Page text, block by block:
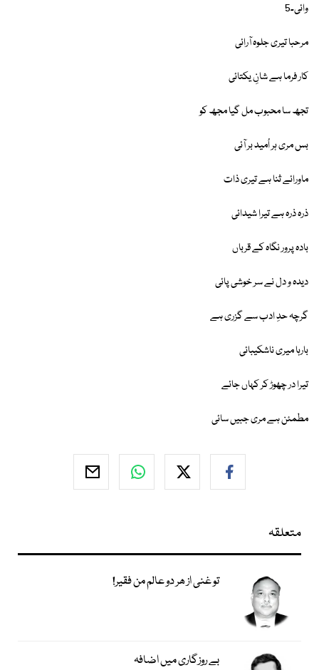
وائی۔5
مرحبا تیری جلوہ آرائی
کار فرما ہے شانِ یکتائی
تجھ سا محبوب مل گیا مجھ کو
بس مری ہر اُمید بر آئی
ماورائے ثنا ہے تیری ذات
ذرہ ذرہ ہے تیرا شیدائی
بادہ پرور نگاہ کے قرباں
دیدہ و دل نے سر خوشی پائی
گرچہ حدِ ادب سے گزری ہے
بارہا میری ناشکیبائی
تیرا در چھوڑ کر کہاں جائے
مطمئن ہے مری جبیں سائی
متعلقہ
تو غنی از ھر دو عالم من فقیر!
بے روزگاری میں اضافہ